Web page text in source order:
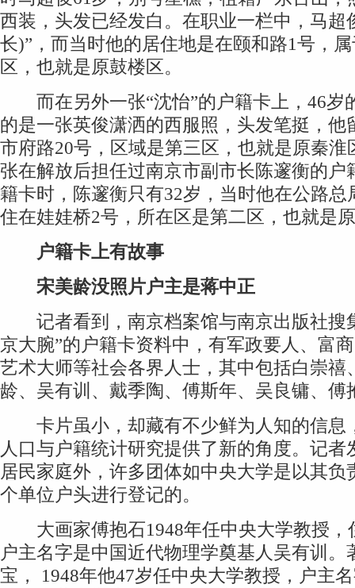
西装，头发已经发白。在职业一栏中，马超
长)”，而当时他的居住地是在颐和路1号，
区，也就是原鼓楼区。
而在另外一张“沈怡”的户籍卡上，46岁
的是一张英俊潇洒的西服照，头发笔挺，他
市府路20号，区域是第三区，也就是原秦淮
张在解放后担任过南京市副市长陈邃衡的户
籍卡时，陈邃衡只有32岁，当时他在公路总
住在娃娃桥2号，所在区是第二区，也就是
户籍卡上有故事
宋美龄没照片户主是蒋中正
记者看到，南京档案馆与南京出版社搜
京大腕”的户籍卡资料中，有军政要人、富
艺术大师等社会各界人士，其中包括白崇禧
龄、吴有训、戴季陶、傅斯年、吴良镛、傅
卡片虽小，却藏有不少鲜为人知的信息
人口与户籍统计研究提供了新的角度。记者
居民家庭外，许多团体如中央大学是以其负
个单位户头进行登记的。
大画家傅抱石1948年任中央大学教授，
户主名字是中国近代物理学奠基人吴有训。
宝， 1948年他47岁任中央大学教授，户主